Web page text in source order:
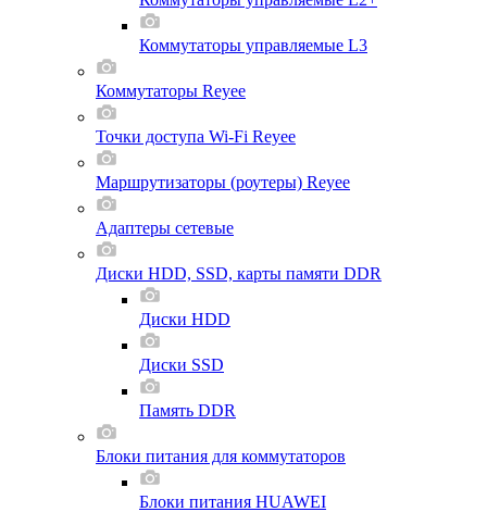
Коммутаторы управляемые L3
Коммутаторы Reyee
Точки доступа Wi-Fi Reyee
Маршрутизаторы (роутеры) Reyee
Адаптеры сетевые
Диски HDD, SSD, карты памяти DDR
Диски HDD
Диски SSD
Память DDR
Блоки питания для коммутаторов
Блоки питания HUAWEI